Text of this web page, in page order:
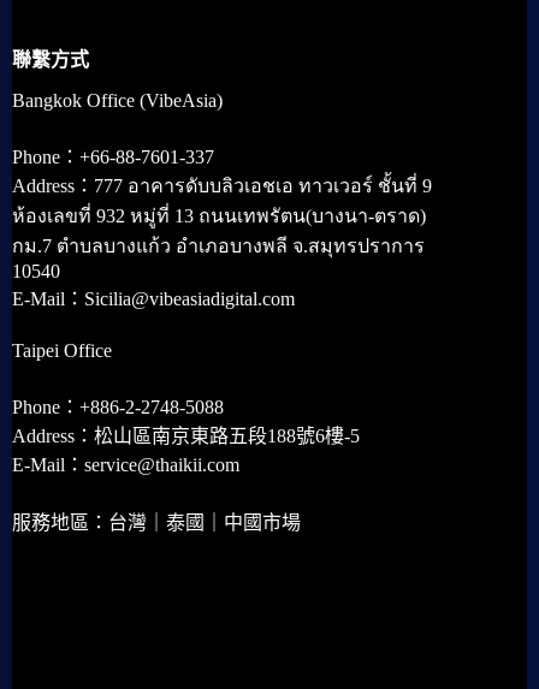
聯繫方式
Bangkok Office (VibeAsia)
Phone：+66-88-7601-337
Address：777 อาคารดับบลิวเอชเอ ทาวเวอร์ ชั้นที่ 9
ห้องเลขที่ 932 หมู่ที่ 13 ถนนเทพรัตน(บางนา-ตราด)
กม.7 ตำบลบางแก้ว อำเภอบางพลี จ.สมุทรปราการ
10540
E-Mail：Sicilia@vibeasiadigital.com
Taipei Office
Phone：+886-2-2748-5088
Address：松山區南京東路五段188號6樓-5
E-Mail：service@thaikii.com
服務地區：台灣｜泰國｜中國市場